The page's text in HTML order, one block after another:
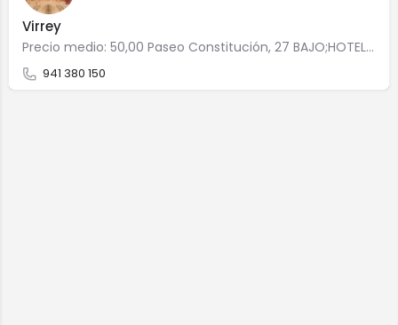
Virrey
Precio medio: 50,00 Paseo Constitución, 27 BAJO;HOTEL VIRREY 26580 Arnedo
941 380 150